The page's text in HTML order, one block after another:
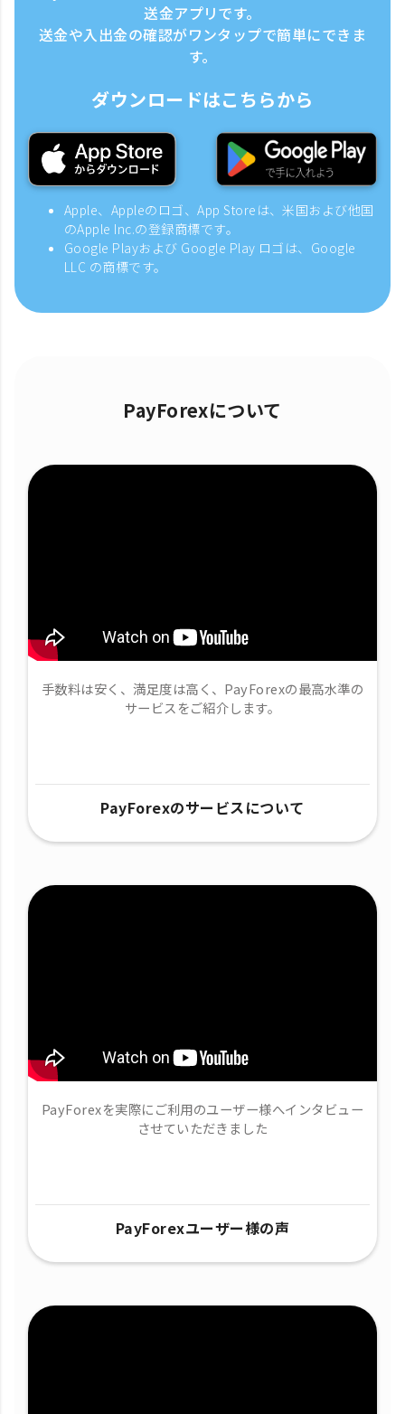
送金アプリです。
送金や入出金の確認がワンタップで簡単にできま
す。
ダウンロードはこちらから
Apple、Appleのロゴ、App Storeは、米国および他国
のApple Inc.の登録商標です。
Google Playおよび Google Play ロゴは、Google
LLC の商標です。
PayForexについて
手数料は安く、満足度は高く、PayForexの最高水準の
サービスをご紹介します。
PayForexのサービスについて
PayForexを実際にご利用のユーザー様へインタビュー
させていただきました
PayForexユーザー様の声​